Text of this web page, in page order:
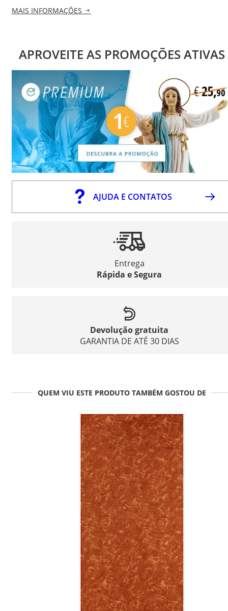
MAIS INFORMAÇÕES
APROVEITE AS PROMOÇÕES ATIVAS
AJUDA E CONTATOS
Entrega
Rápida e Segura
Devolução gratuita
GARANTIA DE ATÉ 30 DIAS
QUEM VIU ESTE PRODUTO TAMBÉM GOSTOU DE